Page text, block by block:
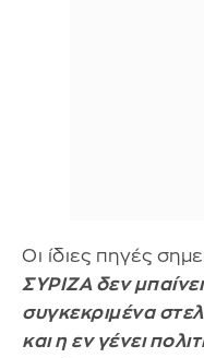
Οι ίδιες πηγές
ΣΥΡΙΖΑ δεν
συγκεκριμένα
και η εν γένει